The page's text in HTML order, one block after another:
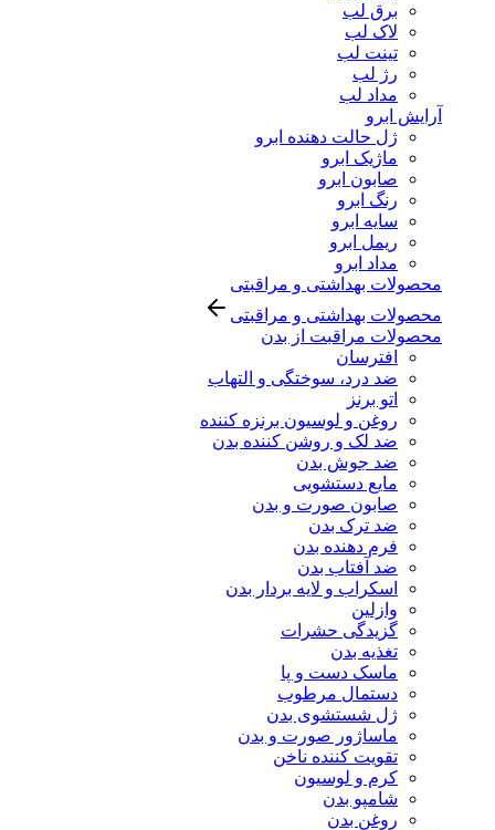
برق لب
لاک لب
تینت لب
رژ لب
مداد لب
آرایش ابرو
ژل حالت دهنده ابرو
ماژیک ابرو
صابون ابرو
رنگ ابرو
سایه ابرو
ریمل ابرو
مداد ابرو
محصولات بهداشتی و مراقبتی
محصولات بهداشتی و مراقبتی
محصولات مراقبت از بدن
افترسان
ضد درد، سوختگی و التهاب
اتو برنز
روغن و لوسیون برنزه کننده
ضد لک و روشن کننده بدن
ضد جوش بدن
مایع دستشویی
صابون صورت و بدن
ضد ترک بدن
فرم دهنده بدن
ضد آفتاب بدن
اسکراب و لایه بردار بدن
وازلین
گزیدگی حشرات
تغذیه بدن
ماسک دست و پا
دستمال مرطوب
ژل شستشوی بدن
ماساژور صورت و بدن
تقویت کننده ناخن
کرم و لوسیون
شامپو بدن
روغن بدن